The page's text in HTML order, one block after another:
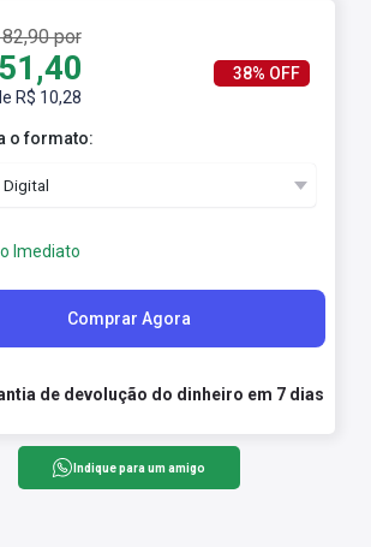
por
R$ 10,28
38% OFF
o formato:
Imediato
Comprar Agora
de devolução do dinheiro em 7 dias
Indique para um amigo